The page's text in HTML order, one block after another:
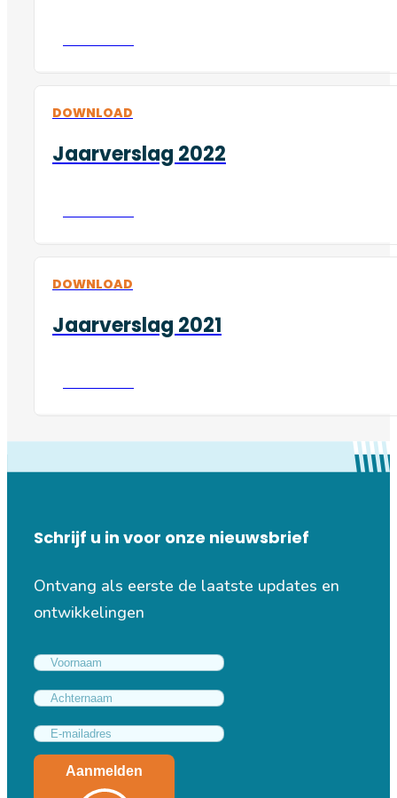
DOWNLOAD
Jaarverslag 2022
DOWNLOAD
Jaarverslag 2021
Schrijf u in voor onze nieuwsbrief
Ontvang als eerste de laatste updates en
ontwikkelingen
Aanmelden